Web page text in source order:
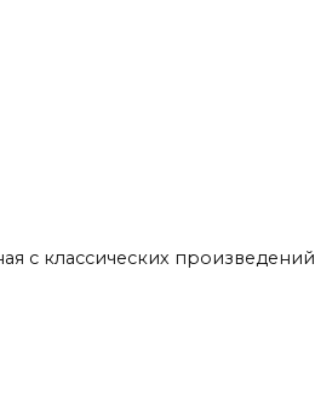
с классических произведений